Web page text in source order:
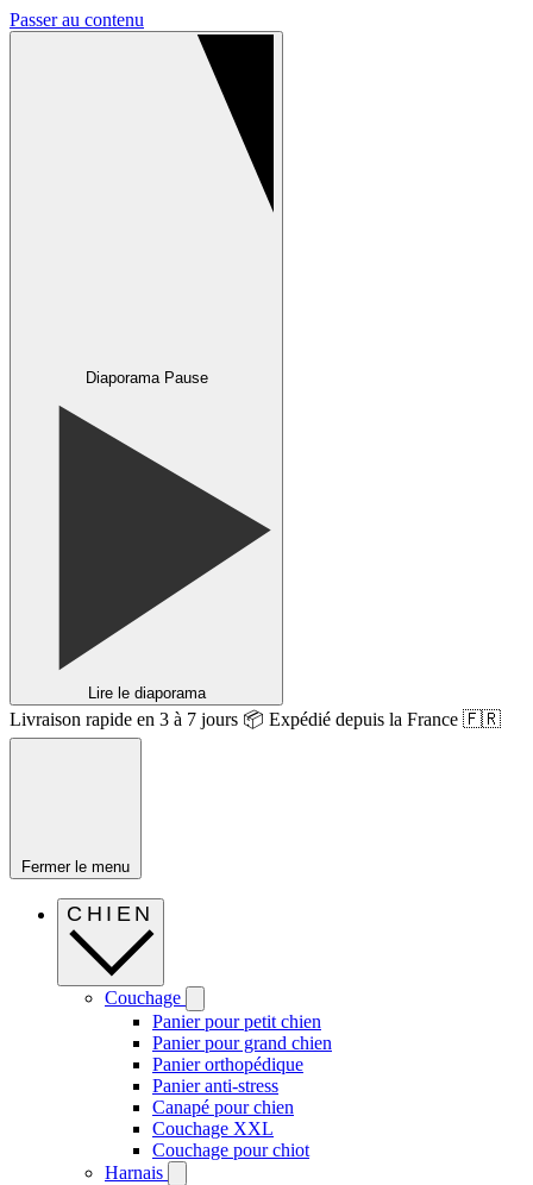
Passer au contenu
Diaporama Pause
Lire le diaporama
Livraison rapide en 3 à 7 jours 📦 Expédié depuis la France 🇫🇷
Fermer le menu
CHIEN
Couchage
Panier pour petit chien
Panier pour grand chien
Panier orthopédique
Panier anti-stress
Canapé pour chien
Couchage XXL
Couchage pour chiot
Harnais